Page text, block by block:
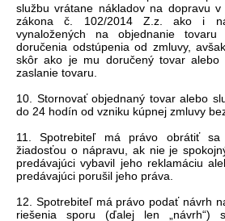
službu vrátane nákladov na dopravu
zákona č. 102/2014 Z.z. ako i
vynaložených na objednanie
doručenia odstúpenia od zmluvy,
skôr ako je mu doručený tovar alebo
zaslanie tovaru.
10. Stornovať objednaný tovar alebo
do 24 hodín od vzniku kúpnej zmluvy
11. Spotrebiteľ má právo obrátiť sa
žiadosťou o nápravu, ak nie je
predávajúci vybavil jeho reklamáciu
predávajúci porušil jeho práva.
12. Spotrebiteľ má právo podať návrh
riešenia sporu (ďalej len „návrh“)